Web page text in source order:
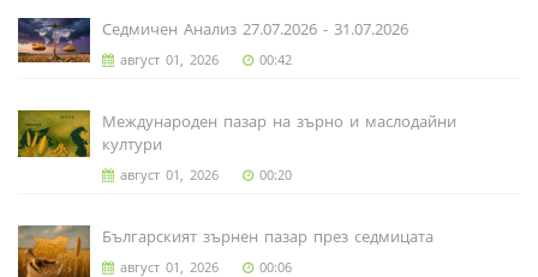
Седмичен Анализ 27.07.2026 - 31.07.2026
август 01, 2026 00:42
Международен пазар на зърно и маслодайни
култури
август 01, 2026 00:20
Българският зърнен пазар през седмицата
август 01, 2026 00:06